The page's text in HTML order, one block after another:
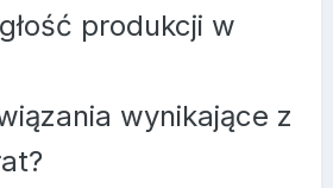
produkcji w
wynikające z